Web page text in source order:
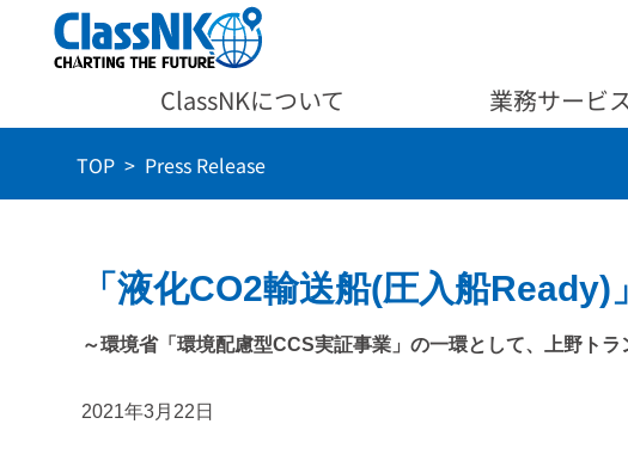
ClassNKについて 業務サービ
TOP Press Release
「液化CO2輸送船(圧入船
～環境省「環境配慮型CCS実証事業」の一環として、上野ト
2021年3月22日